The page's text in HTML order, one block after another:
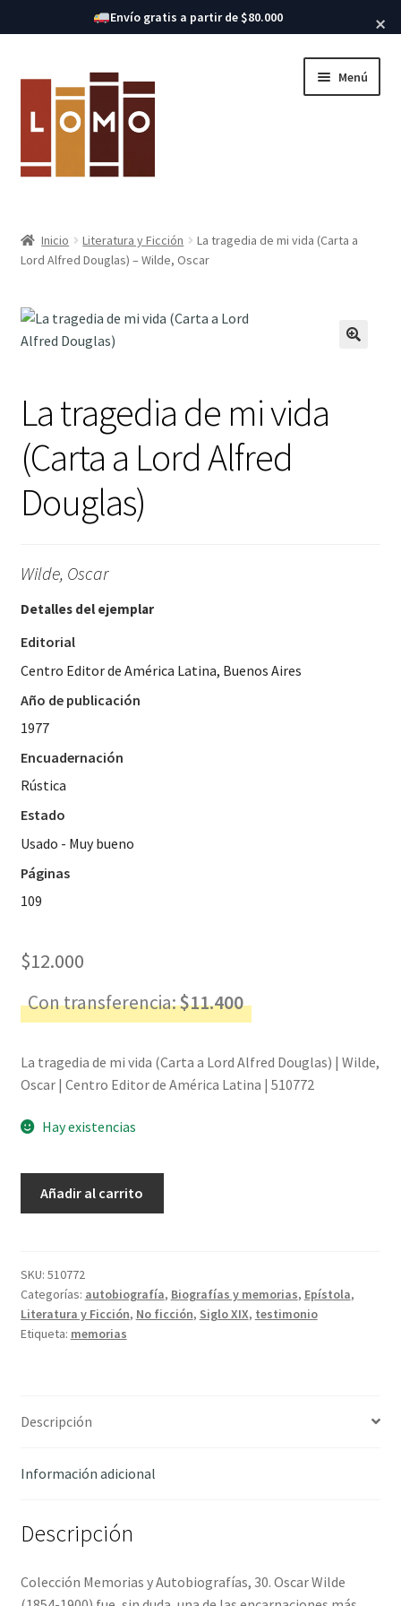
Buscar libros
Envío gratis a partir de $80.000 ×
la
navegación
contenido
Menú
Libros
hijo
Inicio Literatura y Ficción
La tragedia de mi vida (Carta a
Lord Alfred Douglas) – Wilde, Oscar
La tragedia de mi vida
(Carta a Lord Alfred
Douglas)
Wilde, Oscar
Detalles del ejemplar
Editorial
Centro Editor de América Latina, Buenos Aires
Año de publicación
1977
Encuadernación
Rústica
Estado
Usado - Muy bueno
Páginas
109
$12.000
Con transferencia:$11.400
La tragedia de mi vida (Carta a Lord Alfred Douglas) | Wilde,
Oscar | Centro Editor de América Latina | 510772
Hay existencias
vida
(Carta
a
Lord
Wilde,
cantidad
Añadir al carrito
SKU: 510772
Categorías: autobiografía, Biografías y memorias, Epístola,
Literatura y Ficción, No ficción, Siglo XIX, testimonio
Etiqueta: memorias
Descripción
Información adicional
Descripción
Colección Memorias y Autobiografías, 30. Oscar Wilde